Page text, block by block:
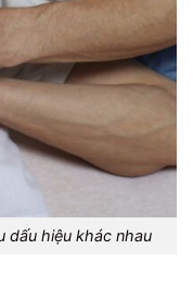
dấu hiệu khác nhau